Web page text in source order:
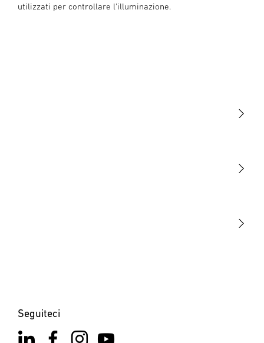
utilizzati per controllare l'illuminazione.
Seguiteci